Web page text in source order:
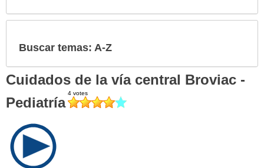
Buscar temas: A-Z
Cuidados de la vía central Broviac -
Pediatría